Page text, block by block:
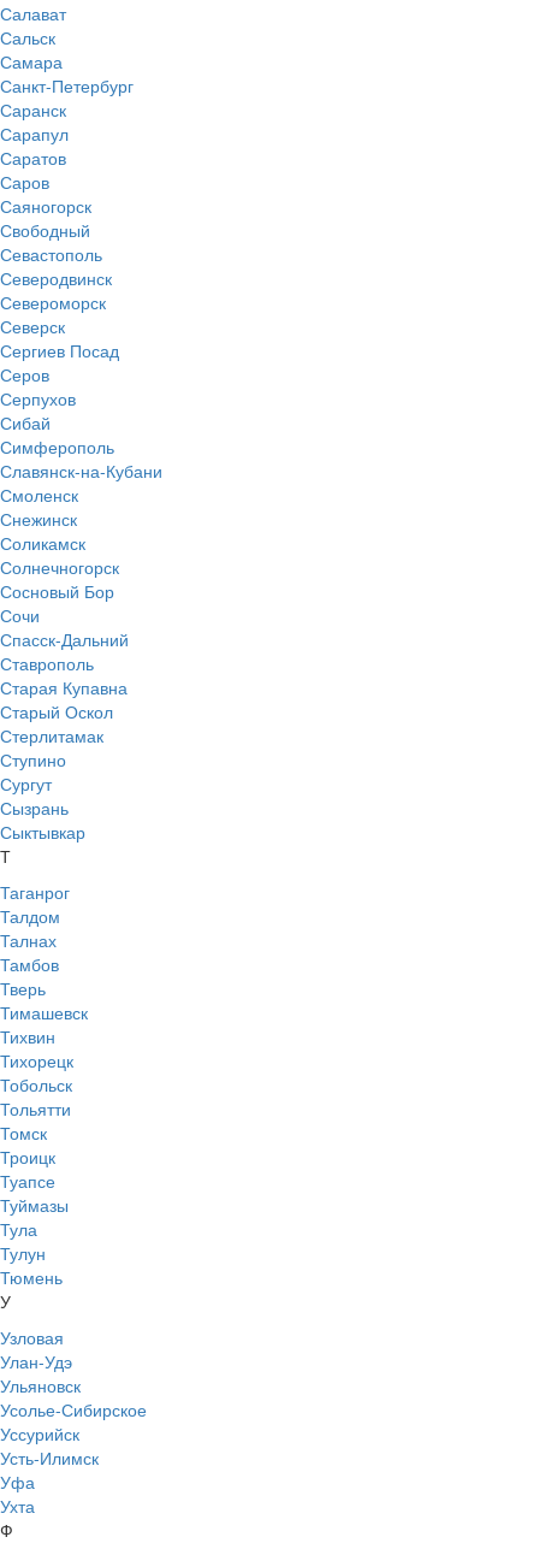
Салават
Сальск
Самара
Санкт-Петербург
Саранск
Сарапул
Саратов
Саров
Саяногорск
Свободный
Севастополь
Северодвинск
Североморск
Северск
Сергиев Посад
Серов
Серпухов
Сибай
Симферополь
Славянск-на-Кубани
Смоленск
Снежинск
Соликамск
Солнечногорск
Сосновый Бор
Сочи
Спасск-Дальний
Ставрополь
Старая Купавна
Старый Оскол
Стерлитамак
Ступино
Сургут
Сызрань
Сыктывкар
Т
Таганрог
Талдом
Талнах
Тамбов
Тверь
Тимашевск
Тихвин
Тихорецк
Тобольск
Тольятти
Томск
Троицк
Туапсе
Туймазы
Тула
Тулун
Тюмень
У
Узловая
Улан-Удэ
Ульяновск
Усолье-Сибирское
Уссурийск
Усть-Илимск
Уфа
Ухта
Ф